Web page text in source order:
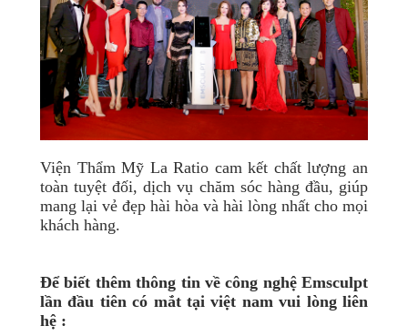
Viện Thẩm Mỹ La Ratio cam kết chất lượng an
toàn tuyệt đối, dịch vụ chăm sóc hàng đầu, giúp
mang lại vẻ đẹp hài hòa và hài lòng nhất cho mọi
khách hàng.
Để biết thêm thông tin về công nghệ Emsculpt
lần đầu tiên có mắt tại việt nam vui lòng liên
hệ :